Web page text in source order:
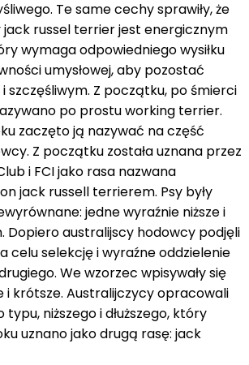
Te same cechy sprawiły, że
jack russel terrier jest energicznym
wymaga odpowiedniego wysiłku
umysłowej, aby pozostać
szczęśliwym. Z początku, po śmierci
po prostu working terrier.
zaczęto ją nazywać na część
Z początku została uznana przez
i FCI jako rasa nazwana
jack russell terrierem. Psy były
jedne wyraźnie niższe i
Dopiero australijscy hodowcy podjęli
celu selekcję i wyraźne oddzielenie
We wzorzec wpisywały się
i krótsze. Australijczycy opracowali
niższego i dłuższego, który
uznano jako drugą rasę: jack